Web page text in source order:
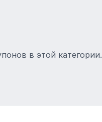
в этой категории.